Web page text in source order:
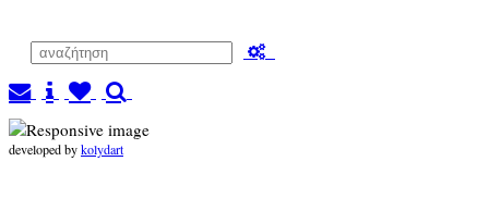
developed bykolydart